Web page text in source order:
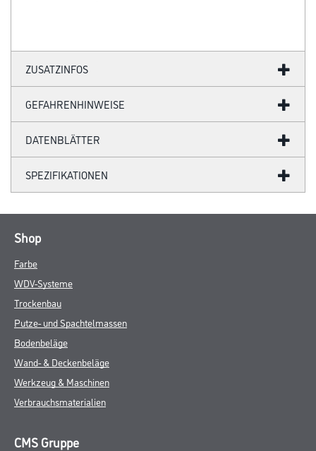
ZUSATZINFOS
GEFAHRENHINWEISE
DATENBLÄTTER
SPEZIFIKATIONEN
Shop
Farbe
WDV-Systeme
Trockenbau
Putze- und Spachtelmassen
Bodenbeläge
Wand- & Deckenbeläge
Werkzeug & Maschinen
Verbrauchsmaterialien
CMS Gruppe